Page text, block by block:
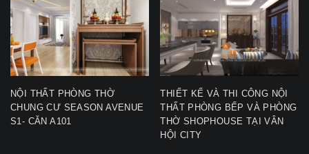
NỘI THẤT PHÒNG THỜ
CHUNG CƯ SEASON AVENUE
S1- CĂN A101
THIẾT KẾ VÀ THI CÔNG NỘI
THẤT PHÒNG BẾP VÀ PHÒNG
THỜ SHOPHOUSE TẠI VÂN
HỘI CITY